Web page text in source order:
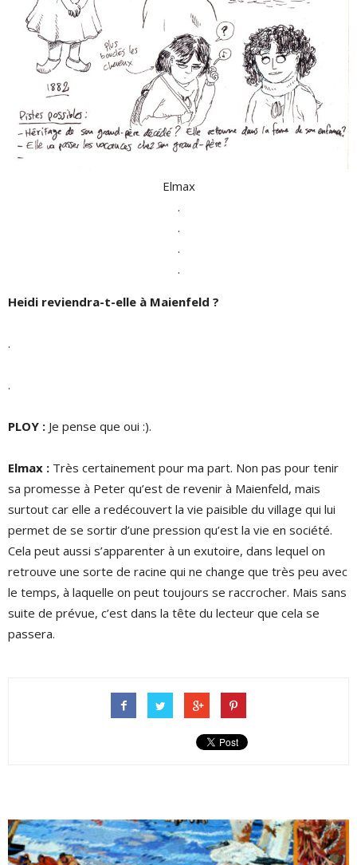
Elmax
.
.
.
.
Heidi reviendra-t-elle à Maienfeld ?
.
.
PLOY : Je pense que oui :).
Elmax : Très certainement pour ma part. Non pas pour tenir
sa promesse à Peter qu’est de revenir à Maienfeld, mais
surtout car elle a redécouvert la vie paisible du village qui lui
permet de se sortir d’une pression qu’est la vie en société.
Cela peut aussi s’apparenter à un exutoire, dans lequel on
retrouve une sorte de racine qui ne change que très peu avec
le temps, à laquelle on peut toujours se raccrocher. Mais sans
suite de prévue, c’est dans la tête du lecteur que cela se
passera.